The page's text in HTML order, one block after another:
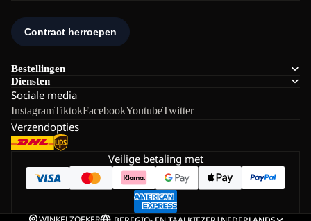
Bestellingen
Diensten
Sociale media
InstagramTiktokFacebookYoutubeTwitter
Verzendopties
Veilige betaling met